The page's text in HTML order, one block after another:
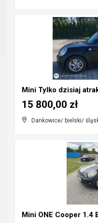
Mini Tylko dzisiaj
Dankowice/ bielski/
15 800,00 zł